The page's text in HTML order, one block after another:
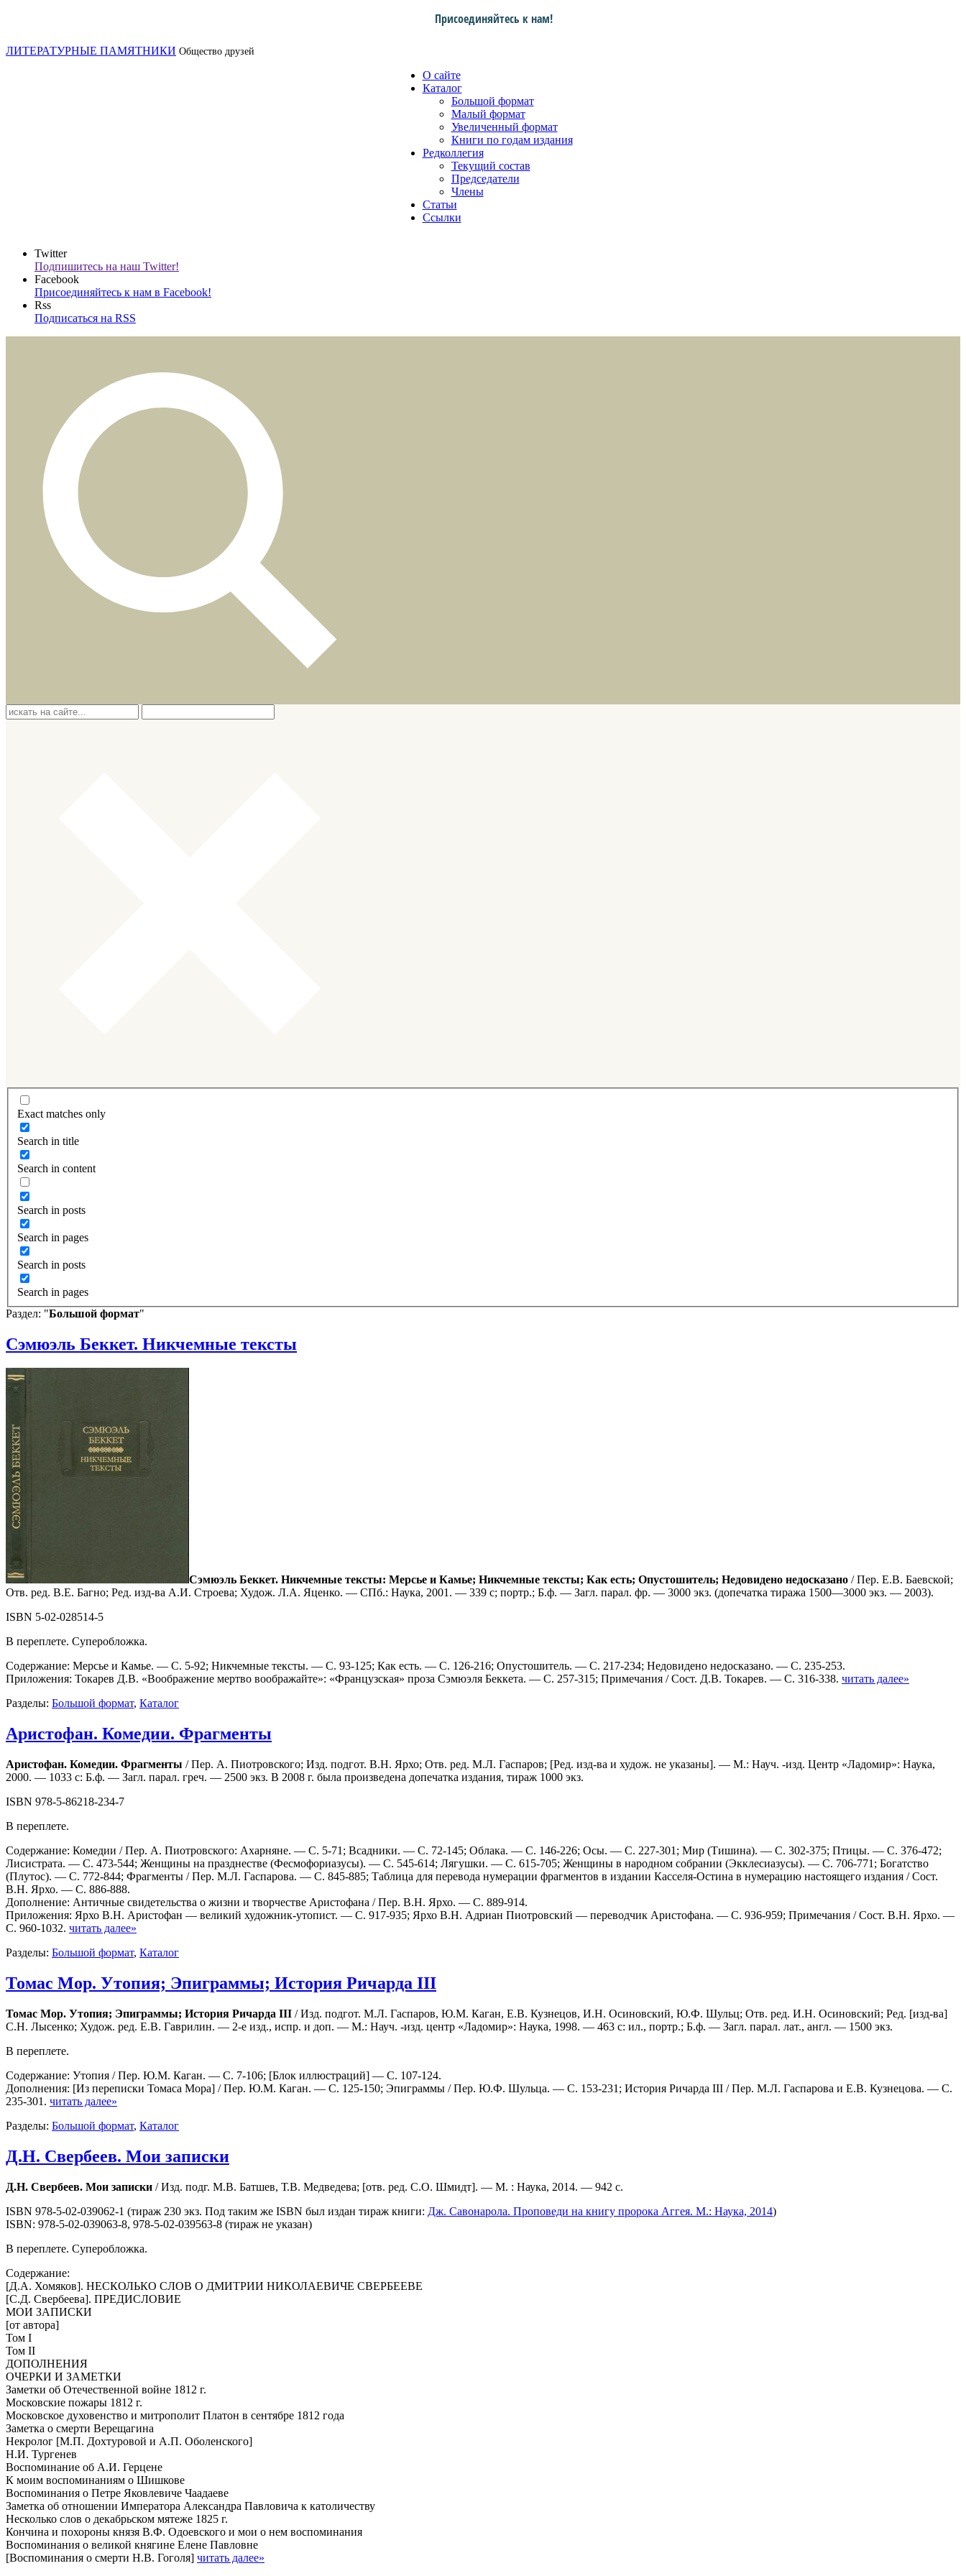
Присоединяйтесь к нам!
ЛИТЕРАТУРНЫЕ ПАМЯТНИКИ Общество друзей
О сайте
Каталог
Большой формат
Малый формат
Увеличенный формат
Книги по годам издания
Редколлегия
Текущий состав
Председатели
Члены
Статьи
Ссылки
Twitter
Подпишитесь на наш Twitter!
Facebook
Присоединяйтесь к нам в Facebook!
Rss
Подписаться на RSS
Exact matches only
Search in title
Search in content
Search in posts
Search in pages
Search in posts
Search in pages
Раздел: "Большой формат"
Сэмюэль Беккет. Никчемные тексты
Сэмюэль Беккет. Никчемные тексты: Мерсье и Камье; Никчемные тексты; Как есть; Опустошитель; Недовидено недосказано / Пер. Е.В. Баевской;
Отв. ред. В.Е. Багно; Ред. изд-ва А.И. Строева; Худож. Л.А. Яценко. — СПб.: Наука, 2001. — 339 с; портр.; Б.ф. — Загл. парал. фр. — 3000 экз. (допечатка тиража 1500—3000 экз. — 2003).
ISBN 5-02-028514-5
В переплете. Суперобложка.
Содержание: Мерсье и Камье. — С. 5-92; Никчемные тексты. — С. 93-125; Как есть. — С. 126-216; Опустошитель. — С. 217-234; Недовидено недосказано. — С. 235-253.
Приложения: Токарев Д.В. «Воображение мертво воображайте»: «Французская» проза Сэмюэля Беккета. — С. 257-315; Примечания / Сост. Д.В. Токарев. — С. 316-338. читать далее»
Разделы: Большой формат, Каталог
Аристофан. Комедии. Фрагменты
Аристофан. Комедии. Фрагменты / Пер. А. Пиотровского; Изд. подгот. В.Н. Ярхо; Отв. ред. М.Л. Гаспаров; [Ред. изд-ва и худож. не указаны]. — М.: Науч. -изд. Центр «Ладомир»: Наука,
2000. — 1033 с: Б.ф. — Загл. парал. греч. — 2500 экз. В 2008 г. была произведена допечатка издания, тираж 1000 экз.
ISBN 978-5-86218-234-7
В переплете.
Содержание: Комедии / Пер. А. Пиотровского: Ахарняне. — С. 5-71; Всадники. — С. 72-145; Облака. — С. 146-226; Осы. — С. 227-301; Мир (Тишина). — С. 302-375; Птицы. — С. 376-472;
Лисистрата. — С. 473-544; Женщины на празднестве (Фесмофориазусы). — С. 545-614; Лягушки. — С. 615-705; Женщины в народном собрании (Экклесиазусы). — С. 706-771; Богатство
(Плутос). — С. 772-844; Фрагменты / Пер. М.Л. Гаспарова. — С. 845-885; Таблица для перевода нумерации фрагментов в издании Касселя-Остина в нумерацию настоящего издания / Сост.
В.Н. Ярхо. — С. 886-888.
Дополнение: Античные свидетельства о жизни и творчестве Аристофана / Пер. В.Н. Ярхо. — С. 889-914.
Приложения: Ярхо В.Н. Аристофан — великий художник-утопист. — С. 917-935; Ярхо В.Н. Адриан Пиотровский — переводчик Аристофана. — С. 936-959; Примечания / Сост. В.Н. Ярхо. —
С. 960-1032. читать далее»
Разделы: Большой формат, Каталог
Томас Мор. Утопия; Эпиграммы; История Ричарда III
Томас Мор. Утопия; Эпиграммы; История Ричарда III / Изд. подгот. М.Л. Гаспаров, Ю.М. Каган, Е.В. Кузнецов, И.Н. Осиновский, Ю.Ф. Шульц; Отв. ред. И.Н. Осиновский; Ред. [изд-ва]
С.Н. Лысенко; Худож. ред. Е.В. Гаврилин. — 2-е изд., испр. и доп. — М.: Науч. -изд. центр «Ладомир»: Наука, 1998. — 463 с: ил., портр.; Б.ф. — Загл. парал. лат., англ. — 1500 экз.
В переплете.
Содержание: Утопия / Пер. Ю.М. Каган. — С. 7-106; [Блок иллюстраций] — С. 107-124.
Дополнения: [Из переписки Томаса Мора] / Пер. Ю.М. Каган. — С. 125-150; Эпиграммы / Пер. Ю.Ф. Шульца. — С. 153-231; История Ричарда III / Пер. М.Л. Гаспарова и Е.В. Кузнецова. — С.
235-301. читать далее»
Разделы: Большой формат, Каталог
Д.Н. Свербеев. Мои записки
Д.Н. Свербеев. Мои записки / Изд. подг. М.В. Батшев, Т.В. Медведева; [отв. ред. С.О. Шмидт]. — М. : Наука, 2014. — 942 с.
ISBN 978-5-02-039062-1 (тираж 230 экз. Под таким же ISBN был издан тираж книги: Дж. Савонарола. Проповеди на книгу пророка Аггея. М.: Наука, 2014)
ISBN: 978-5-02-039063-8, 978-5-02-039563-8 (тираж не указан)
В переплете. Суперобложка.
Содержание:
[Д.А. Хомяков]. НЕСКОЛЬКО СЛОВ О ДМИТРИИ НИКОЛАЕВИЧЕ СВЕРБЕЕВЕ
[С.Д. Свербеева]. ПРЕДИСЛОВИЕ
МОИ ЗАПИСКИ
[от автора]
Том I
Том II
ДОПОЛНЕНИЯ
ОЧЕРКИ И ЗАМЕТКИ
Заметки об Отечественной войне 1812 г.
Московские пожары 1812 г.
Московское духовенство и митрополит Платон в сентябре 1812 года
Заметка о смерти Верещагина
Некролог [М.П. Дохтуровой и А.П. Оболенского]
Н.И. Тургенев
Воспоминание об А.И. Герцене
К моим воспоминаниям о Шишкове
Воспоминания о Петре Яковлевиче Чаадаеве
Заметка об отношении Императора Александра Павловича к католичеству
Несколько слов о декабрьском мятеже 1825 г.
Кончина и похороны князя В.Ф. Одоевского и мои о нем воспоминания
Воспоминания о великой княгине Елене Павловне
[Воспоминания о смерти Н.В. Гоголя] читать далее»